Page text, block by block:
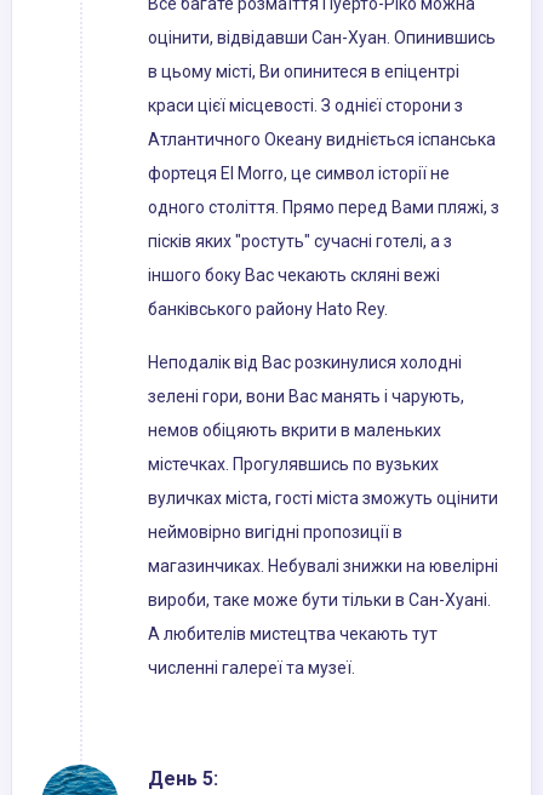
Все багате розмаїття Пуерто-Ріко можна
оцінити, відвідавши Сан-Хуан. Опинившись
в цьому місті, Ви опинитеся в епіцентрі
краси цієї місцевості. З однієї сторони з
Атлантичного Океану видніється іспанська
фортеця El Morro, це символ історії не
одного століття. Прямо перед Вами пляжі, з
пісків яких "ростуть" сучасні готелі, а з
іншого боку Вас чекають скляні вежі
банківського району Hato Rey.
Неподалік від Вас розкинулися холодні
зелені гори, вони Вас манять і чарують,
немов обіцяють вкрити в маленьких
містечках. Прогулявшись по вузьких
вуличках міста, гості міста зможуть оцінити
неймовірно вигідні пропозиції в
магазинчиках. Небувалі знижки на ювелірні
вироби, таке може бути тільки в Сан-Хуані.
А любителів мистецтва чекають тут
численні галереї та музеї.
День 5: